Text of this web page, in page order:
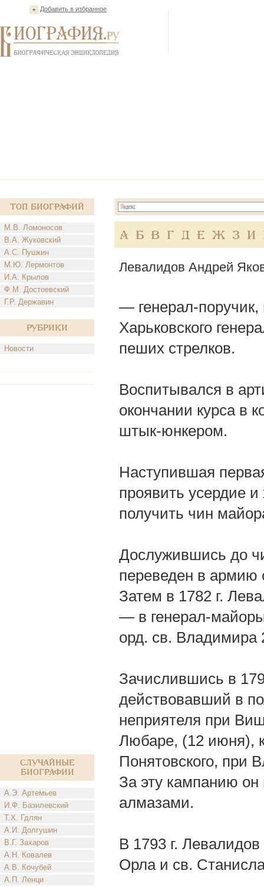
Добавить в избранное
Топ Биографий
М.В. Ломоносов
В.А. Жуковский
А.С. Пушкин
М.Ю. Лермонтов
И.А. Крылов
Ф.М. Достоевский
Г.Р. Державин
Рубрики
Новости
Случайные
биографии
А.Э. Артемьев
И.Ф. Базилевский
Т.Х. Гдлян
А.И. Долгушин
В.Г. Захаров
А.Н. Ковалев
А.В. Кочубей
А.П. Ленци
А Б В Г Д Е Ж З И
Левалидов Андрей
— генерал-
Харьковского
пеших стрелков.
Воспитывался в
окончании курса в
штык-юнкером.
Наступившая
проявить усердие
получить чин
Дослужившись до
переведен в армию
Затем в 1782 г.
— в генерал-
орд. св. Владимира
Зачислившись в
действовавший в
неприятеля при
Любаре, (12 июня),
Понятовского, при
За эту кампанию
алмазами.
В 1793 г. Левалидов
Орла и св.